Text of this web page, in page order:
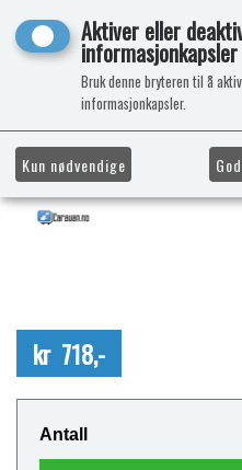
kr 718,-
Antall
Aktiver eller
informasjonkapsler
Bruk denne bryteren til å
informasjonkapsler.
Kun nødvendige